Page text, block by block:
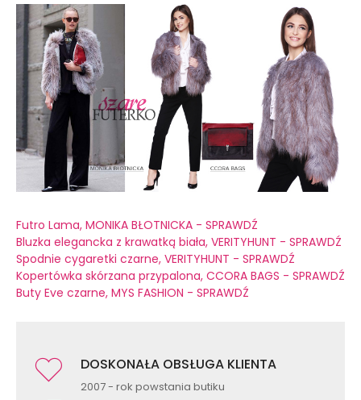
Futro Lama, MONIKA BŁOTNICKA - SPRAWDŹ
Bluzka elegancka z krawatką biała, VERITYHUNT - SPRAWDŹ
Spodnie cygaretki czarne, VERITYHUNT - SPRAWDŹ
Kopertówka skórzana przypalona, CCORA BAGS - SPRAWDŹ
Buty Eve czarne, MYS FASHION - SPRAWDŹ
DOSKONAŁA OBSŁUGA KLIENTA
2007 - rok powstania butiku